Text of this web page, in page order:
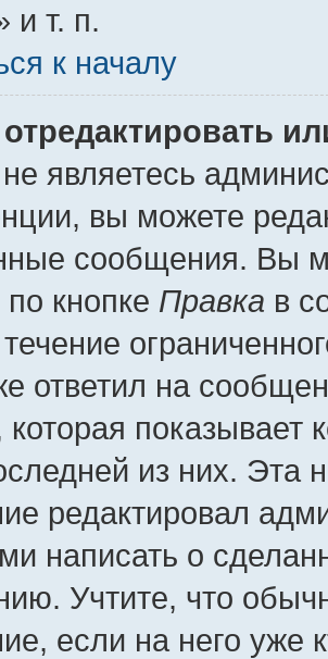
и т. п.
к началу
являетесь
вы можете
сообщения. Вы
кнопке Правка в
ответил на
которая показывает
из них. Эта
редактировал
написать о
Учтите, что
если на него уже